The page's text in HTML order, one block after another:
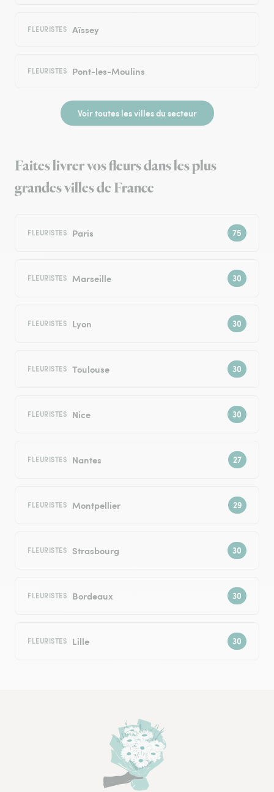
FLEURISTES Aïssey
FLEURISTES Pont-les-Moulins
Voir toutes les villes du secteur
Faites livrer vos fleurs dans les plus
grandes villes de France
FLEURISTES Paris
FLEURISTES Marseille
FLEURISTES Lyon
FLEURISTES Toulouse
FLEURISTES Nice
FLEURISTES Nantes
FLEURISTES Montpellier
FLEURISTES Strasbourg
FLEURISTES Bordeaux
FLEURISTES Lille